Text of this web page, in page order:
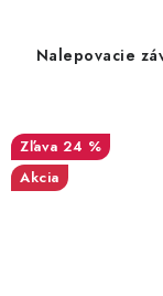
Nalepovacie
24 %
Akcia